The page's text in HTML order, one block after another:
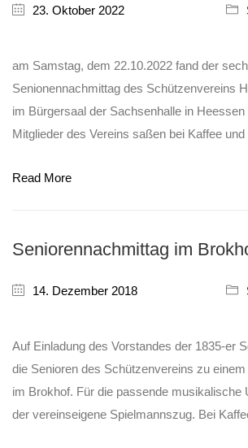
23. Oktober 2022
am Samstag, dem 22.10.2022 fand der
Senionennachmittag des Schützenvereins
im Bürgersaal der Sachsenhalle in
Mitglieder des Vereins saßen bei Kaffee
Read More
Seniorennachmittag im
14. Dezember 2018
Auf Einladung des Vorstandes der 1835-er
die Senioren des Schützenvereins zu
im Brokhof. Für die passende musikalische
der vereinseigene Spielmannszug. Bei